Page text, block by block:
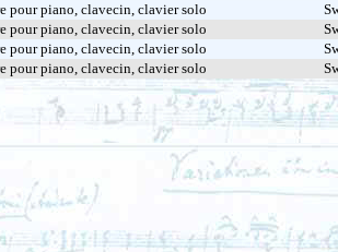
pour piano, clavecin, clavier solo
pour piano, clavecin, clavier solo
pour piano, clavecin, clavier solo
pour piano, clavecin, clavier solo